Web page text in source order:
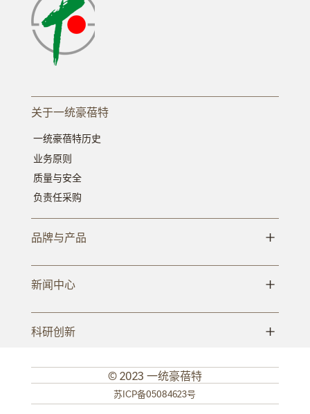
关于一统豪蓓特
一统豪蓓特历史
业务原则
质量与安全
负责任采购
品牌与产品 +
新闻中心 +
科研创新 +
SUB FOOTER MENU
© 2023 一统豪蓓特
苏ICP备05084623号